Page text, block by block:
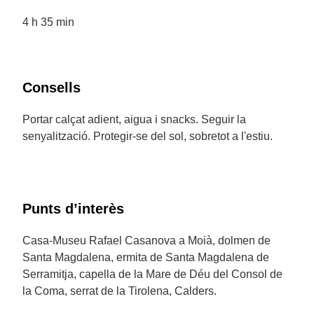
4 h 35 min
Consells
Portar calçat adient, aigua i snacks. Seguir la
senyalització. Protegir-se del sol, sobretot a l'estiu.
Punts d’interès
Casa-Museu Rafael Casanova a Moià, dolmen de
Santa Magdalena, ermita de Santa Magdalena de
Serramitja, capella de la Mare de Déu del Consol de
la Coma, serrat de la Tirolena, Calders.